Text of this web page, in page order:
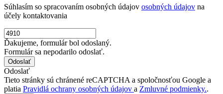
Súhlasím so spracovaním osobných údajov osobných údajov na
účely kontaktovania
Ďakujeme, formulár bol odoslaný.
Formulár sa nepodarilo odoslať.
Odoslať
Tieto stránky sú chránené reCAPTCHA a spoločnosťou Google a
platia Pravidlá ochrany osobných údajov a Zmluvné podmienky..